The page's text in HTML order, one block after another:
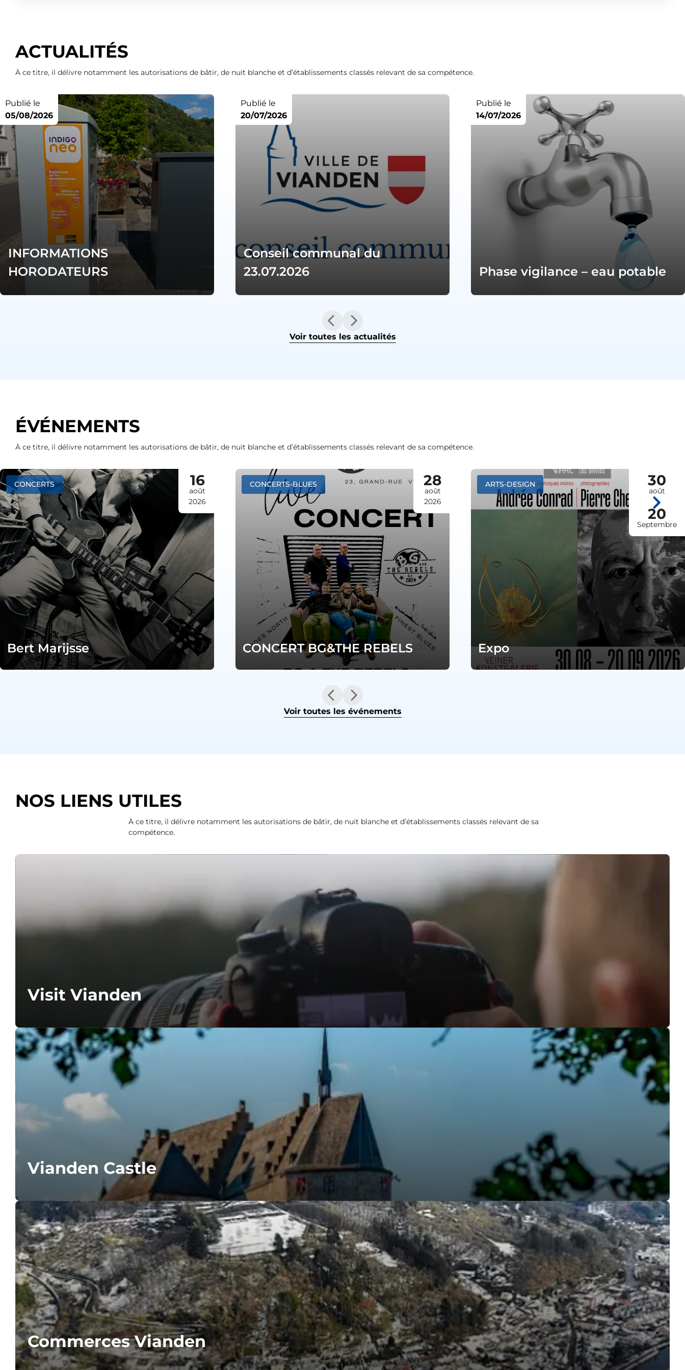
ACTUALITÉS
À ce titre, il délivre notamment les autorisations de bâtir, de nuit blanche et d’établissements classés relevant de sa compétence.
INFORMATIONS
HORODATEURS
Publié le
05/08/2026
Conseil communal du
23.07.2026
Publié le
20/07/2026
Phase vigilance – eau potable
Publié le
14/07/2026
Voir toutes les actualités
ÉVÉNEMENTS
À ce titre, il délivre notamment les autorisations de bâtir, de nuit blanche et d’établissements classés relevant de sa compétence.
Bert Marijsse
CONCERTS 16
août
2026
CONCERT BG&THE REBELS
CONCERTS-BLUES 28
août
2026
Expo
ARTS-DESIGN 30
août
20
Septembre
Voir toutes les événements
NOS LIENS UTILES
À ce titre, il délivre notamment les autorisations de bâtir, de nuit blanche et d’établissements classés relevant de sa
compétence.
Visit Vianden
Vianden Castle
Commerces Vianden